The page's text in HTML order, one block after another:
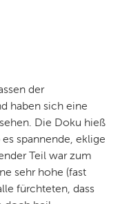
der
haben sich eine
Die Doku hieß
es spannende, eklige
Teil war zum
sehr hohe (fast
fürchteten, dass